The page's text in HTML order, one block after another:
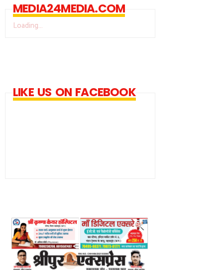
MEDIA24MEDIA.COM
Loading...
LIKE US ON FACEBOOK